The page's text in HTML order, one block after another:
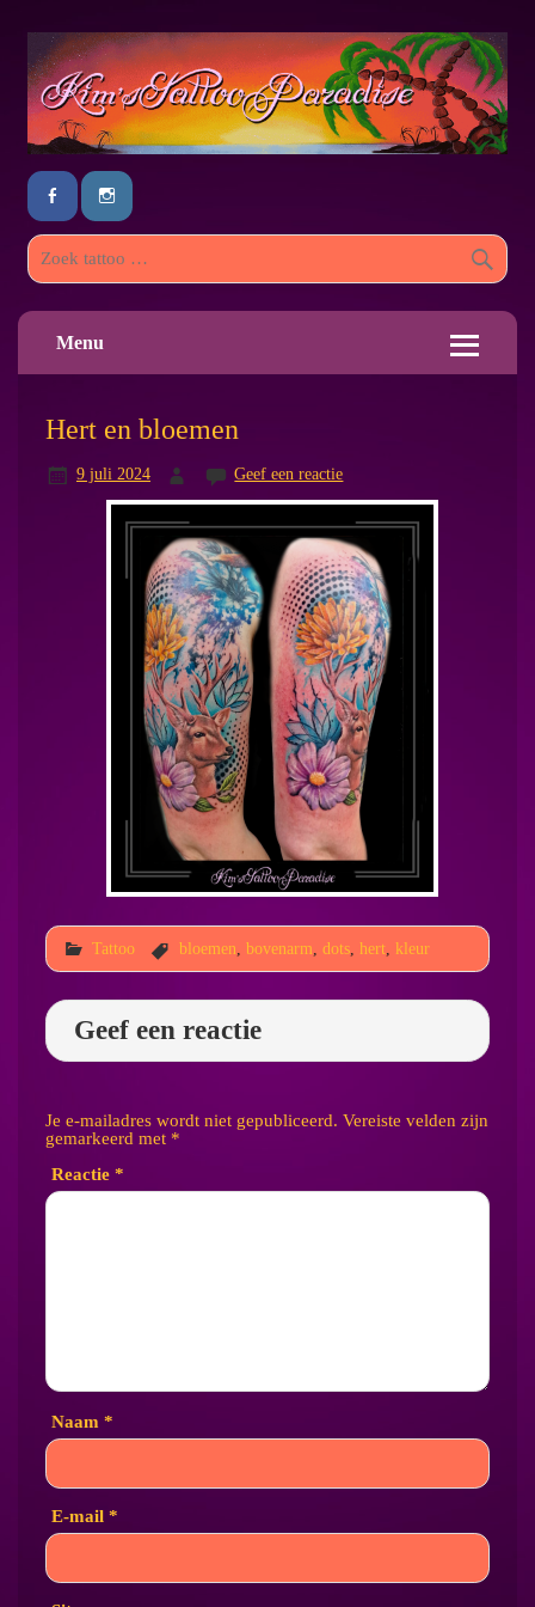
Menu
Hert en bloemen
9 juli 2024 Geef een reactie
Tattoo bloemen bovenarm dots, hert, kleur
Geef een reactie
Je e-mailadres wordt niet gepubliceerd. Vereiste velden zijn
gemarkeerd met *
Reactie *
Naam *
E-mail *